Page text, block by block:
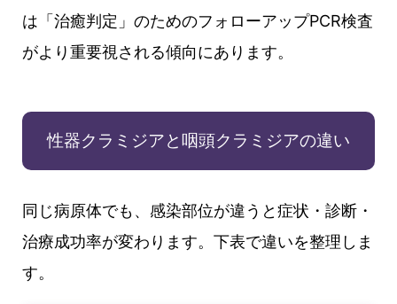
は「治癒判定」のためのフォローアップPCR検査
がより重要視される傾向にあります。
性器クラミジアと咽頭クラミジアの違い
同じ病原体でも、感染部位が違うと症状・診断・
治療成功率が変わります。下表で違いを整理しま
す。